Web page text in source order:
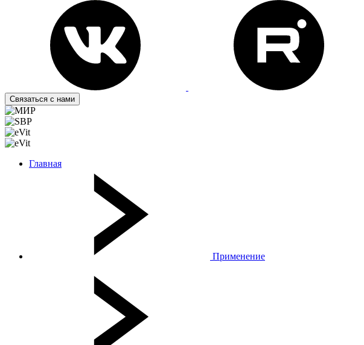
Связаться с нами
Главная
Применение